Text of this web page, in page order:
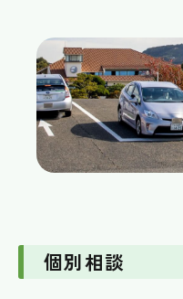
個別相談